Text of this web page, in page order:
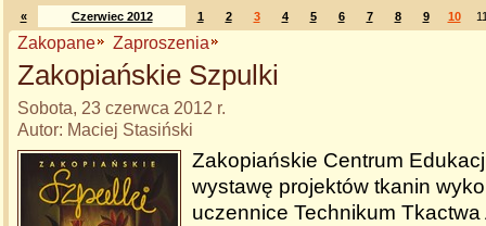
« Czerwiec 2012 1 2 3 4 5 6 7 8 9 10
Zakopane Zaproszenia
Zakopiańskie Szpulki
Sobota, 23 czerwca 2012 r.
Autor: Maciej Stasiński
Zakopiańskie Centrum
wystawę projektów tkanin
uczennice Technikum